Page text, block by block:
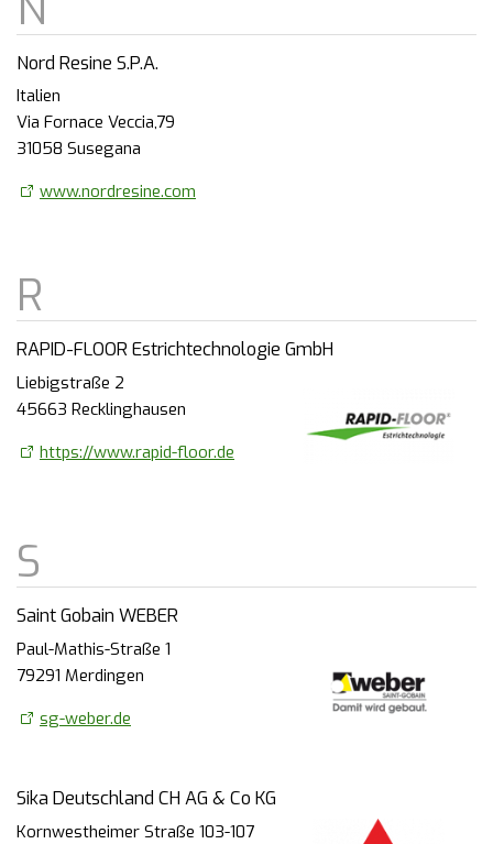
Nord Resine S.P.A.
Italien
Via Fornace Veccia,79
31058 Susegana
www.nordresine.com
RAPID-FLOOR Estrichtechnologie GmbH
Liebigstraße 2
45663 Recklinghausen
https://www.rapid-floor.de
Saint Gobain WEBER
Paul-Mathis-Straße 1
79291 Merdingen
sg-weber.de
Sika Deutschland CH AG & Co KG
Kornwestheimer Straße 103-107